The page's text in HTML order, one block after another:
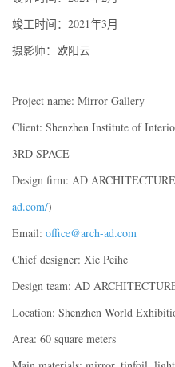
竣工时间：2021年3月
摄影师：欧阳云
Project name: Mirror Gallery
Client: Shenzhen Institute of
3RD SPACE
Design firm: AD
ad.com/)
Email: office@arch-ad.com
Chief designer: Xie Peihe
Design team: AD
Location: Shenzhen World
Area: 60 square meters